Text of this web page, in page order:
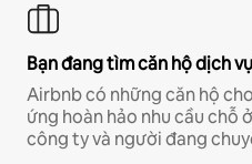
Bạn đang tìm căn hộ dịch
Airbnb có những căn hộ
ứng hoàn hảo nhu cầu chỗ
công ty và người đang